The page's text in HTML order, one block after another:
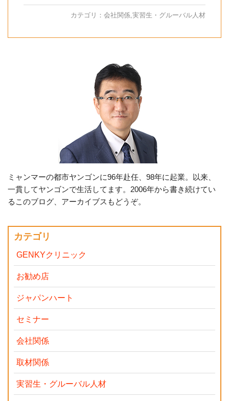
カテゴリ： 会社関係 実習生・グルーバル人材
ミャンマーの都市ヤンゴンに96年赴任、98年に起業。以来、
一貫してヤンゴンで生活してます。2006年から書き続けてい
るこのブログ、アーカイブスもどうぞ。
カテゴリ
GENKYクリニック
お勧め店
ジャパンハート
セミナー
会社関係
取材関係
実習生・グルーバル人材